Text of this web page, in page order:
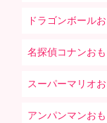
ドラゴンボール
名探偵コナンお
スーパーマリオ
アンパンマンお